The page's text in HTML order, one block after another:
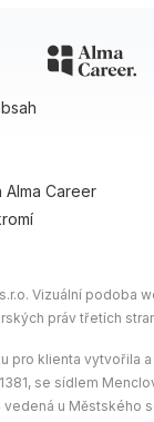
Alma Career
Vizuální podoba
práv třetích
pro klienta vytvořila
se sídlem
vedená u Městského